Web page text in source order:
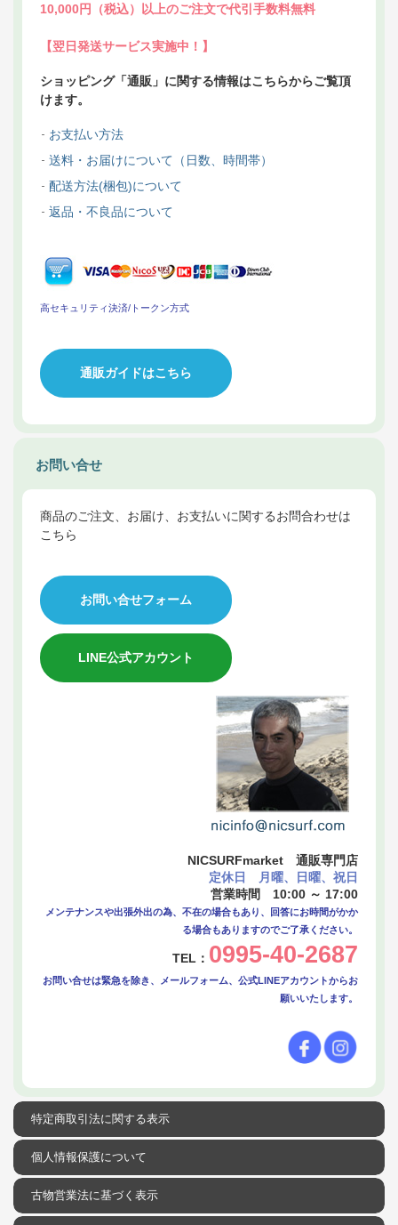
10,000円（税込）以上のご注文で代引手数料無料
【翌日発送サービス実施中！】
ショッピング「通販」に関する情報はこちらからご覧頂
けます。
お支払い方法
送料・お届けについて（日数、時間帯）
配送方法(梱包)について
返品・不良品について
高セキュリティ決済/トークン方式
通販ガイドはこちら
お問い合せ
商品のご注文、お届け、お支払いに関するお問合わせは
こちら
お問い合せフォーム
LINE公式アカウント
NICSURFmarket 通販専門店
定休日 月曜、日曜、祝日
営業時間 10:00 ～ 17:00
メンテナンスや出張外出の為、不在の場合もあり、回答にお時間がかか
る場合もありますのでご了承ください。
TEL： 0995-40-2687
お問い合せは緊急を除き、メールフォーム、公式LINEアカウントからお
願いいたします。
特定商取引法に関する表示
個人情報保護について
古物営業法に基づく表示